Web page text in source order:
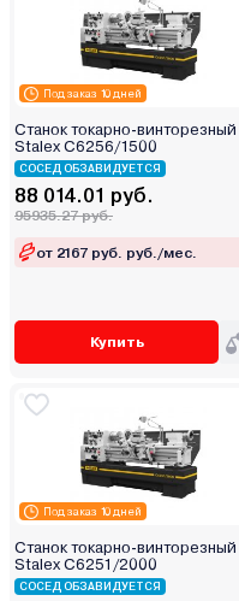
Под заказ 10 дней
Станок токарно-винторезный
Stalex C6256/1500
СОСЕД ОБЗАВИДУЕТСЯ
88 014.01 руб.
95935.27 руб.
от 2167 руб. руб./мес.
Купить
Под заказ 10 дней
Станок токарно-винторезный
Stalex C6251/2000
СОСЕД ОБЗАВИДУЕТСЯ